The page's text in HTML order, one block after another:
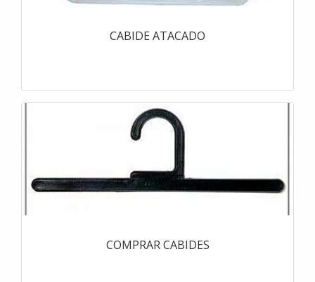
CABIDE ATACADO
COMPRAR CABIDES